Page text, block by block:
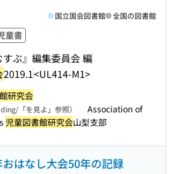
童書
すぶ』編集委員会 編
2019.1<UL414-M1>
国立国会図書館 全国の図書館
研究会
「を見よ」参照）
Association of
児童図書館研究会山梨支部
はなし大会50年の記録